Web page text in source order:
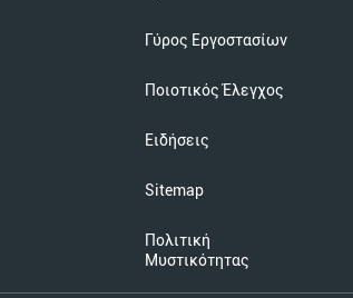
Γύρος Εργοστασίων
Ποιοτικός Έλεγχος
Ειδήσεις
Sitemap
Πολιτική
Μυστικότητας